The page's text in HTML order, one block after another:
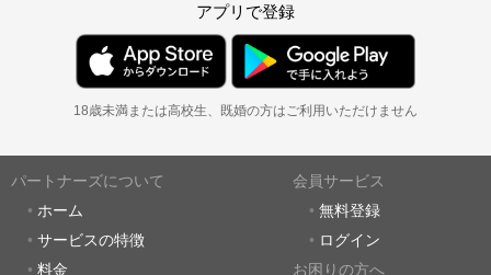
アプリで登録
18歳未満または高校生、既婚の方はご利用いただけません
パートナーズについて
ホーム
サービスの特徴
料金
会員サービス
無料登録
ログイン
お困りの方へ